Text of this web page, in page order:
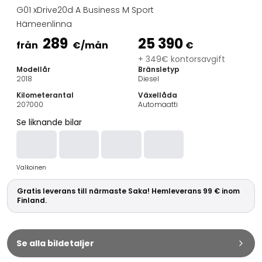
Kombibilar
Stadsbilar
Dragfordon
Kommersiella fordon
Auktionsbilar
Prisvärda bilar
Bilmärken
Audi
BMW
Kia
Mercedes-Benz
Polestar
Skoda
Tesla
Toyota
G01 xDrive20d A Business M Sport
Hämeenlinna
från 289 €/mån 25 390 €
+ 349€ kontorsavgift
Modellår
2018
Bränsletyp
Diesel
Kilometerantal
207000
Växellåda
Automaatti
Se liknande bilar
Valkoinen
Gratis leverans till närmaste Saka! Hemleverans 99 € inom
Finland.
Se alla bildetaljer